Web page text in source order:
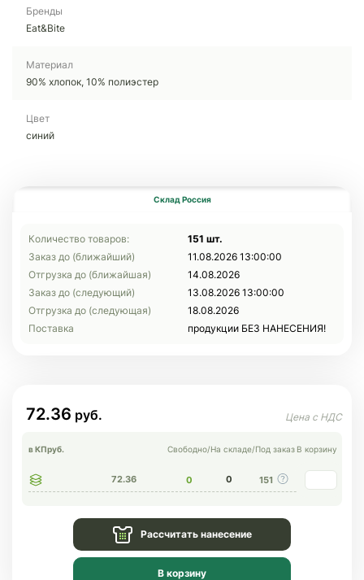
Бренды
Eat&Bite
Материал
90% хлопок, 10% полиэстер
Цвет
синий
Склад Россия
Количество товаров:
151 шт.
Заказ до (ближайший)
11.08.2026 13:00:00
Отгрузка до (ближайшая)
14.08.2026
Заказ до (следующий)
13.08.2026 13:00:00
Отгрузка до (следующая)
18.08.2026
Поставка
продукции БЕЗ НАНЕСЕНИЯ!
72.36
в КПруб. Свободно/На складе/Под заказ В корзину
72.36 0 0 151
Рассчитать нанесение
В корзину